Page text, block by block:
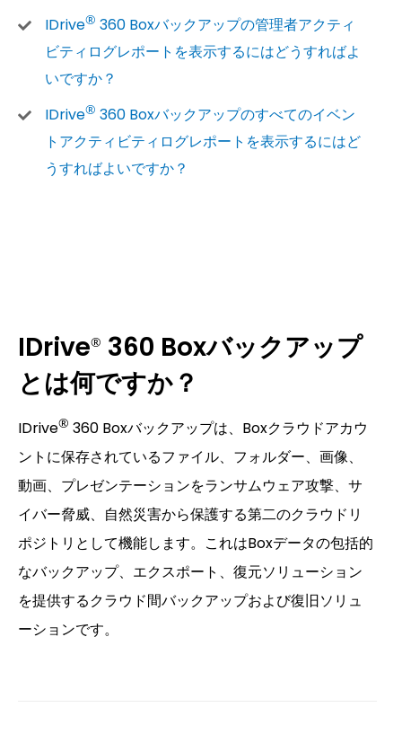
IDrive® 360 Boxバックアップの管理者アクティ
ビティログレポートを表示するにはどうすればよ
いですか？
IDrive® 360 Boxバックアップのすべてのイベン
トアクティビティログレポートを表示するにはど
うすればよいですか？
IDrive® 360 Boxバックアップ
とは何ですか？
IDrive® 360 Boxバックアップは、Boxクラウドアカウ
ントに保存されているファイル、フォルダー、画像、
動画、プレゼンテーションをランサムウェア攻撃、サ
イバー脅威、自然災害から保護する第二のクラウドリ
ポジトリとして機能します。これはBoxデータの包括的
なバックアップ、エクスポート、復元ソリューション
を提供するクラウド間バックアップおよび復旧ソリュ
ーションです。